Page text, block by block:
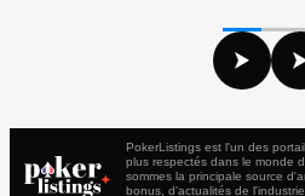
PokerListings est l'un des
plus respectés dans le monde
sommes la principale source
bonus, d'actualités de